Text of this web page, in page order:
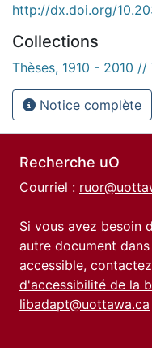
http://dx.doi.org/
Collections
Thèses, 1910 - 2010 //
Notice complète
Recherche uO
Courriel :
Si vous avez besoin
autre document
accessible,
d'accessibilité de la
libadapt@uottawa.ca